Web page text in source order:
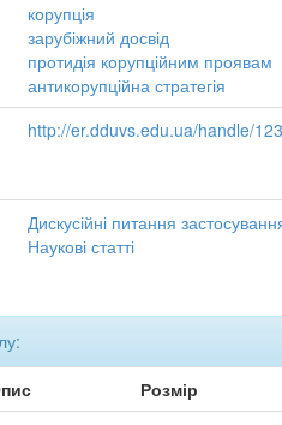
корупція
зарубіжний досвід
протидія корупційним проявам
антикорупційна стратегія
http://er.dduvs.edu.ua/handle/
Дискусійні питання
Наукові статті
Розмір